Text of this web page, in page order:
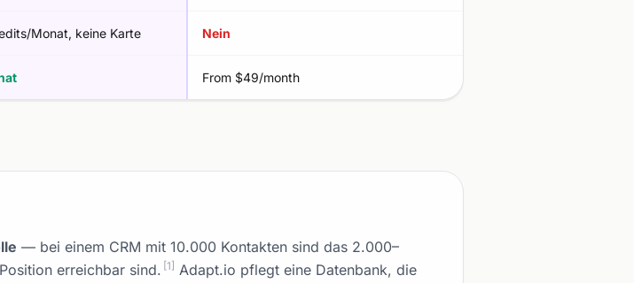
Monat, keine Karte Nein
From $49/month
— bei einem CRM mit 10.000 Kontakten sind das 2.000–
erreichbar sind. [1] Adapt.io pflegt eine Datenbank, die